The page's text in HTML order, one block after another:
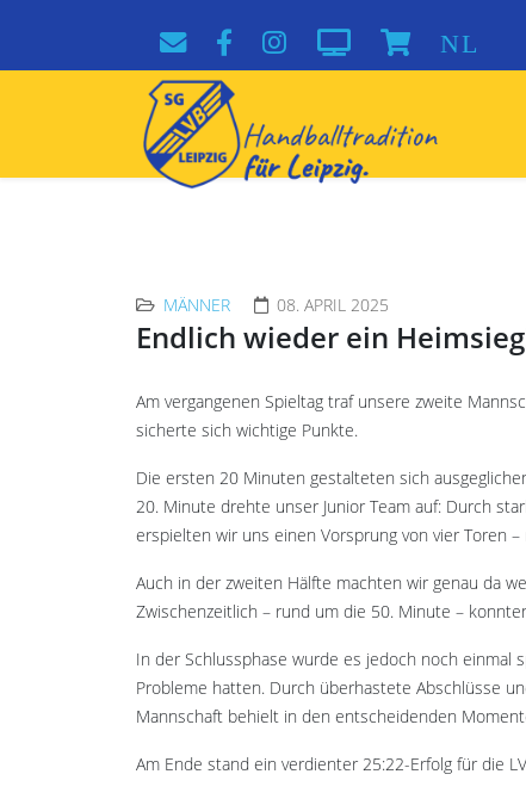
NL
MÄNNER 08. APRIL 2025
Endlich wieder ein
Am vergangenen Spieltag traf unsere zweite
sicherte sich wichtige Punkte.
Die ersten 20 Minuten gestalteten sich
20. Minute drehte unser Junior Team auf: Durch
erspielten wir uns einen Vorsprung von vier Toren
Auch in der zweiten Hälfte machten wir genau da
Zwischenzeitlich – rund um die 50. Minute –
In der Schlussphase wurde es jedoch noch einmal
Probleme hatten. Durch überhastete Abschlüsse
Mannschaft behielt in den entscheidenden
Am Ende stand ein verdienter 25:22-Erfolg für die